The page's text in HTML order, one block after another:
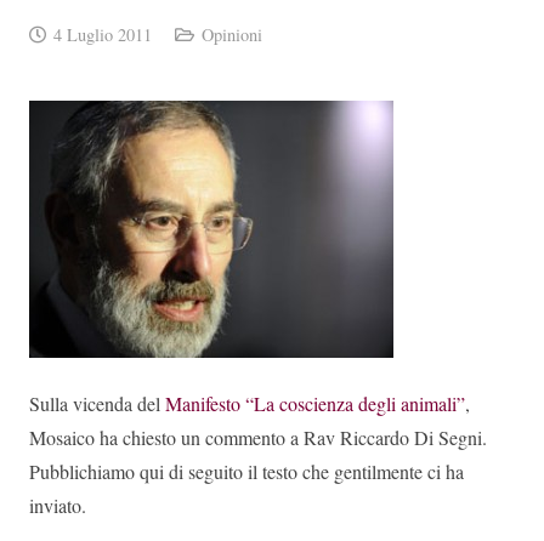
4 Luglio 2011 Opinioni
Sulla vicenda del Manifesto “La coscienza degli animali”,
Mosaico ha chiesto un commento a Rav Riccardo Di Segni.
Pubblichiamo qui di seguito il testo che gentilmente ci ha
inviato.